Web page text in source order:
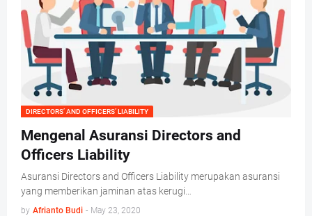
DIRECTORS’ AND OFFICERS’ LIABILITY
Mengenal Asuransi Directors and
Officers Liability
Asuransi Directors and Officers Liability merupakan asuransi
yang memberikan jaminan atas kerugi…
by Afrianto Budi - May 23, 2020